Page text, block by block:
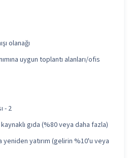
olanağı
uygun toplantı alanları/ofis
- 2
gıda (%80 veya daha fazla)
yatırım (gelirin %10'u veya